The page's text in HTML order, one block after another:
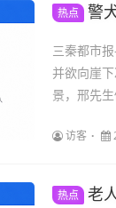
热点 警
三秦都市
并欲向崖
景，邢先
访客
热点 老